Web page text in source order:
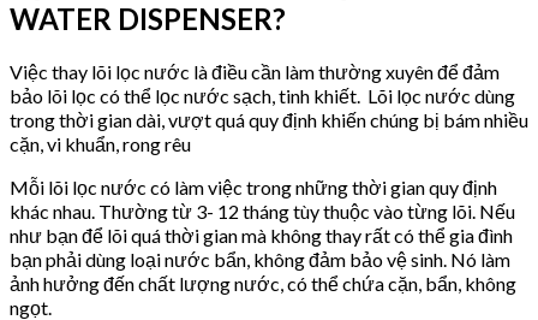
WATER DISPENSER?
Việc thay lõi lọc nước là điều cần làm thường xuyên để đảm
bảo lõi lọc có thể lọc nước sạch, tinh khiết. Lõi lọc nước dùng
trong thời gian dài, vượt quá quy định khiến chúng bị bám nhiều
cặn, vi khuẩn, rong rêu
Mỗi lõi lọc nước có làm việc trong những thời gian quy định
khác nhau. Thường từ 3- 12 tháng tùy thuộc vào từng lõi. Nếu
như bạn để lõi quá thời gian mà không thay rất có thể gia đình
bạn phải dùng loại nước bẩn, không đảm bảo vệ sinh. Nó làm
ảnh hưởng đến chất lượng nước, có thể chứa cặn, bẩn, không
ngọt.